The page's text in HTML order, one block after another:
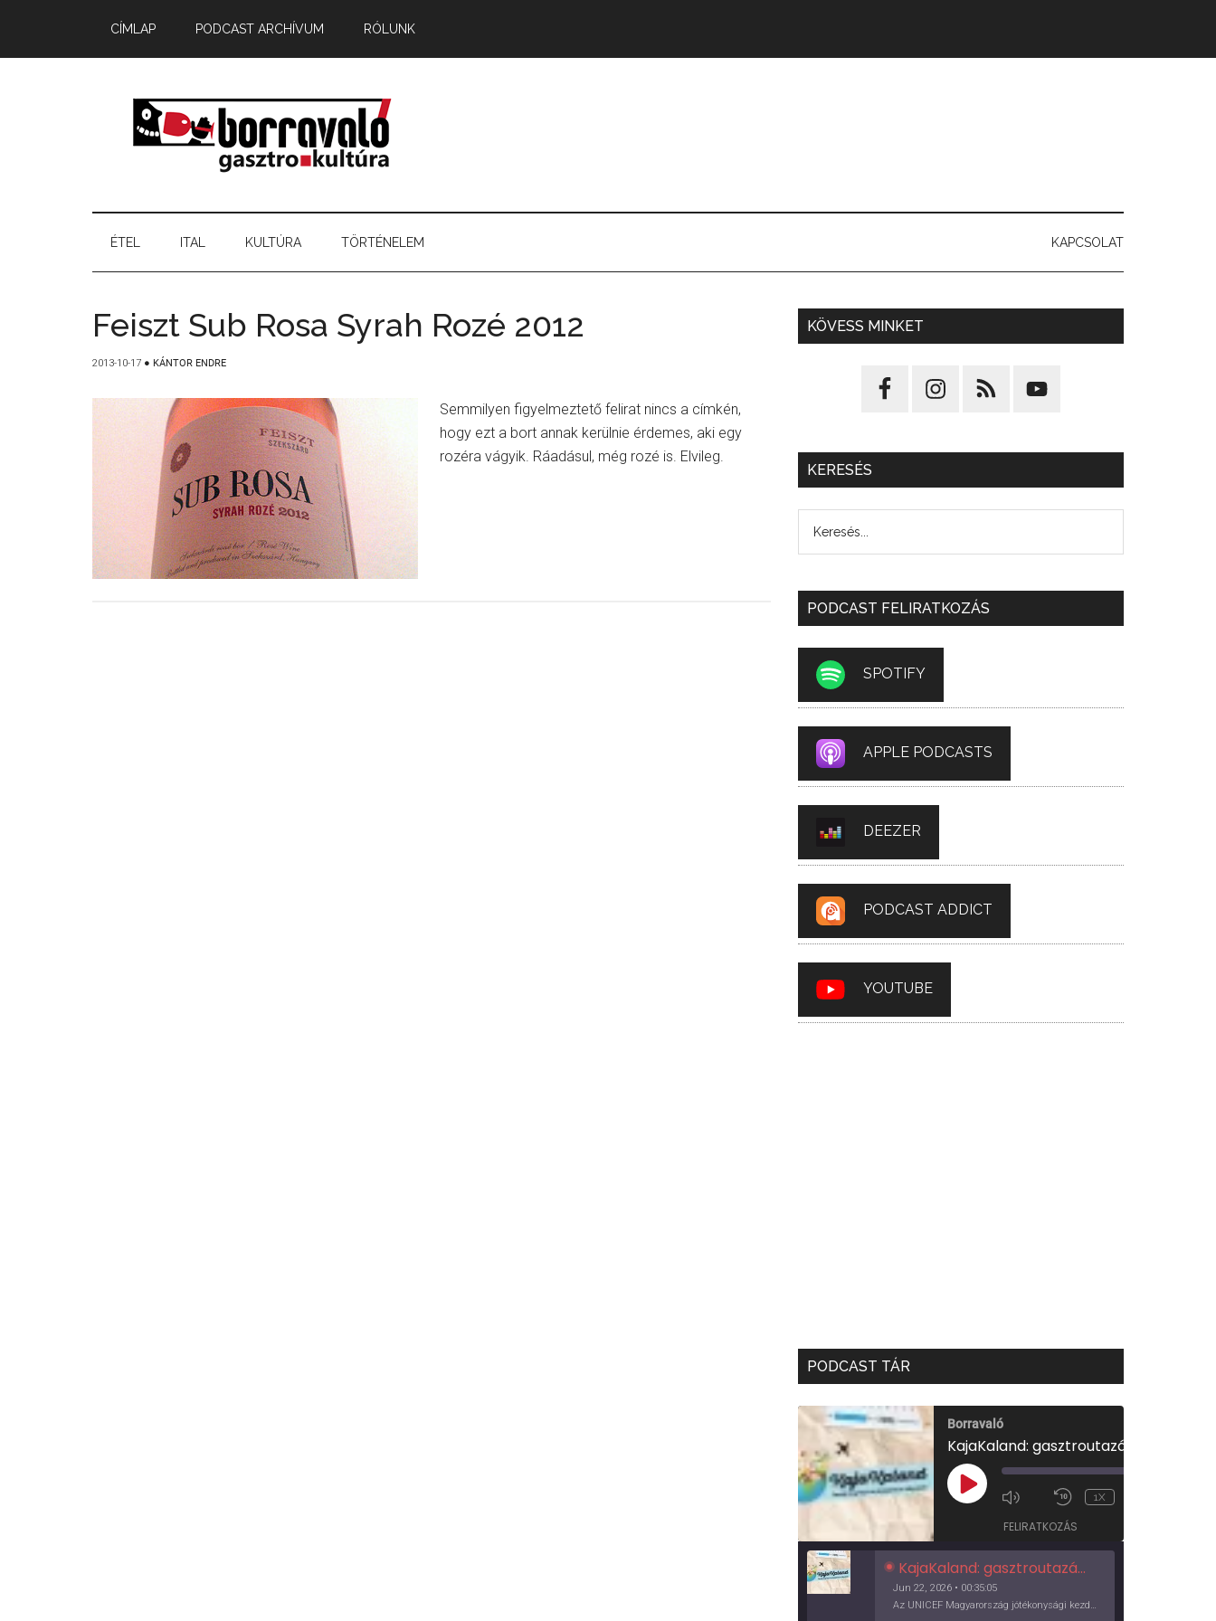
CÍMLAP PODCAST ARCHÍVUM RÓLUNK
ÉTEL ITAL KULTÚRA TÖRTÉNELEM KAPCSOLAT
Feiszt Sub Rosa Syrah Rozé 2012
2013-10-17 ● KÁNTOR ENDRE
Semmilyen figyelmeztető felirat nincs a címkén,
hogy ezt a bort annak kerülnie érdemes, aki egy
rozéra vágyik. Ráadásul, még rozé is. Elvileg.
KÖVESS MINKET
KERESÉS
PODCAST FELIRATKOZÁS
SPOTIFY
APPLE PODCASTS
DEEZER
PODCAST ADDICT
YOUTUBE
PODCAST TÁR
Borravaló
PLAY
EPISODE
1X
FELIRATKOZÁS
KajaKaland: gasztroutazás a föld körül
Jun 22, 2026 • 00:35:05
Az UNICEF Magyarország jótékonysági kezdeményezése izgalmas, egész éves világkörüli ízutazásra hív, igazi családi program és gasztroedukáció, illetve segítség a rászorulóknak is egyben.